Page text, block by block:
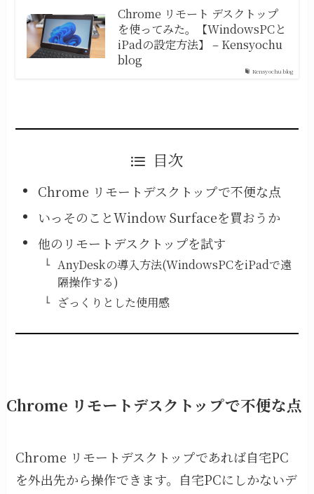
Kensyochu blog
Chrome リモート デスクトップ
を使ってみた。【WindowsPCと
iPadの設定方法】 – Kensyochu
blog
目次
Chrome リモートデスクトップで不便な点
いっそのことWindow Surfaceを買おうか
他のリモートデスクトップを試す
AnyDeskの導入方法(WindowsPCをiPadで遠
隔操作する)
ざっくりとした使用感
Chrome リモートデスクトップで不便な点
Chrome リモートデスクトップであれば自宅PC
を外出先から操作できます。自宅PCにしかないデ